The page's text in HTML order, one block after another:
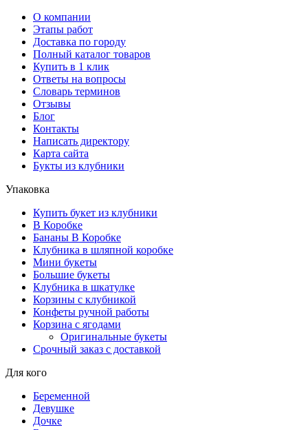
О компании
Этапы работ
Доставка по городу
Полный каталог товаров
Купить в 1 клик
Ответы на вопросы
Словарь терминов
Отзывы
Блог
Контакты
Написать директору
Карта сайта
Букты из клубники
Упаковка
Купить букет из клубники
В Коробке
Бананы В Коробке
Клубника в шляпной коробке
Мини букеты
Большие букеты
Клубника в шкатулке
Корзины с клубникой
Конфеты ручной работы
Корзина с ягодами
Оригинальные букеты
Срочный заказ с доставкой
Для кого
Беременной
Девушке
Дочке